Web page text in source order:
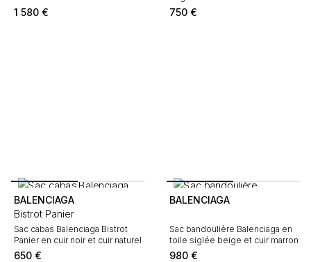
1 580 € 750 €
BALENCIAGA
Bistrot Panier
Sac cabas Balenciaga Bistrot
Panier en cuir noir et cuir naturel
650 €
BALENCIAGA
Sac bandoulière Balenciaga en
toile siglée beige et cuir marron
980 €